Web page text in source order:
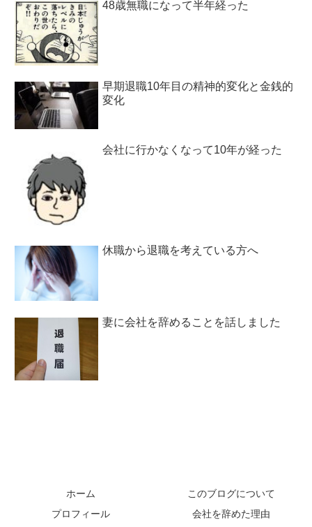
48歳無職になって半年経った
早期退職10年目の精神的変化と金銭的
変化
会社に行かなくなって10年が経った
休職から退職を考えている方へ
妻に会社を辞めることを話しました
ホーム
このブログについて
プロフィール
会社を辞めた理由